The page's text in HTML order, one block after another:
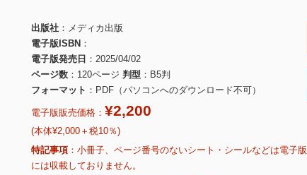
出版社
メディカ出版
電子版ISBN
電子版発売日
2025/04/02
ページ数
120ページ 判型
B5判
フォーマット
PDF（パソコンへのダウンロード不可）
電子版販売価格： ¥2,200
(本体¥2,000＋税10％)
特記事項
小冊子、ページ番号のないシート・シールなどは電子版
には収載しておりません。